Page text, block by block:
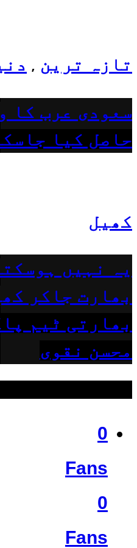
تازہ ترین ,
سعودی عرب کا
حاصل کیا
کھیل
یہ نہیں
بھارت جاکر
بھارتی ٹیم
محسن نقوی
0
Fans
0
Fans